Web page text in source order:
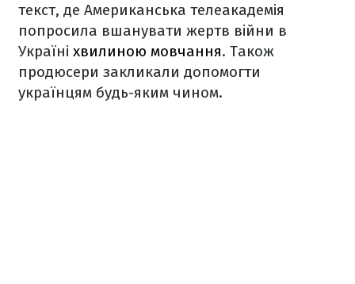
текст, де Американська телеакадемія
попросила вшанувати жертв війни в
Україні хвилиною мовчання. Також
продюсери закликали допомогти
українцям будь-яким чином.